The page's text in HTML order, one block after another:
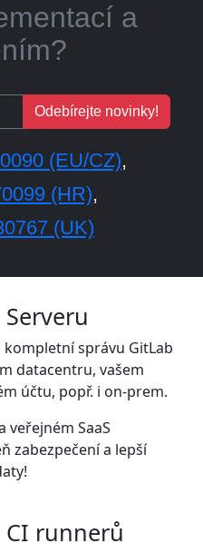
a
Odebírejte novinky!
(EU/CZ),
(HR),
(UK)
správu GitLab
datacentru, vašem
účtu, popř. i on‑prem.
veřejném SaaS
zabezpečení a lepší
CI runnerů